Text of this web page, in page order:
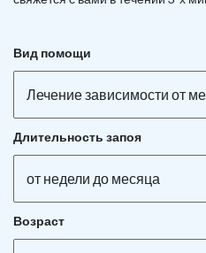
Вид помощи
Лечение зависимости от
Длительность запоя
от недели до месяца
Возраст